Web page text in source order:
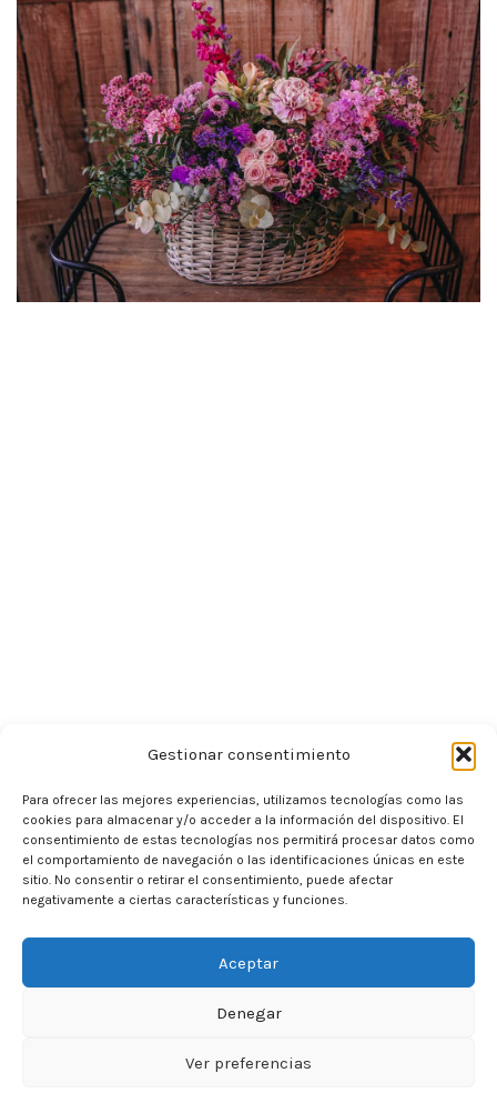
Gestionar consentimiento
Para ofrecer las mejores experiencias, utilizamos tecnologías como las
cookies para almacenar y/o acceder a la información del dispositivo. El
consentimiento de estas tecnologías nos permitirá procesar datos como
el comportamiento de navegación o las identificaciones únicas en este
sitio. No consentir o retirar el consentimiento, puede afectar
negativamente a ciertas características y funciones.
Aceptar
Denegar
Ver preferencias